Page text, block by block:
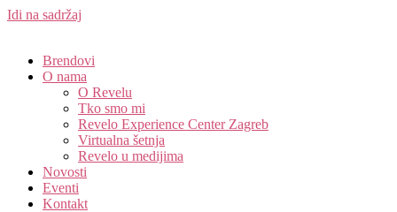
Idi na sadržaj
Brendovi
O nama
O Revelu
Tko smo mi
Revelo Experience Center Zagreb
Virtualna šetnja
Revelo u medijima
Novosti
Eventi
Kontakt